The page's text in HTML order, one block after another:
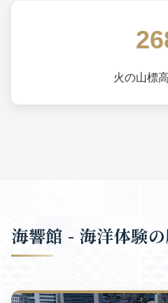
火の山標高
海響館 - 海洋体験